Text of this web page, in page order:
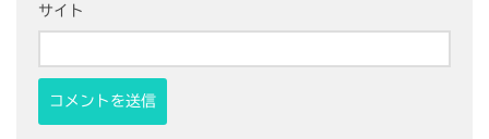
サイト